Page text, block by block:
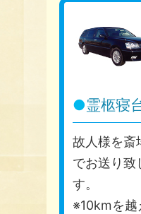
●霊柩寝
故人様を斎
でお送り致
す。
※10kmを越